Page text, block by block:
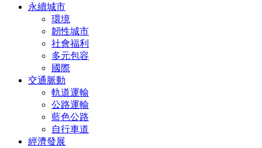
永續城市
環境
韌性城市
社會福利
多元包容
國際
交通脈動
軌道運輸
公路運輸
藍色公路
自行車道
經濟發展